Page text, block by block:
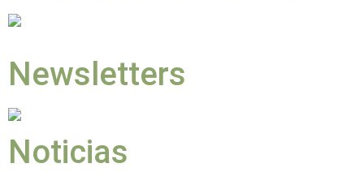
Newsletters
Noticias